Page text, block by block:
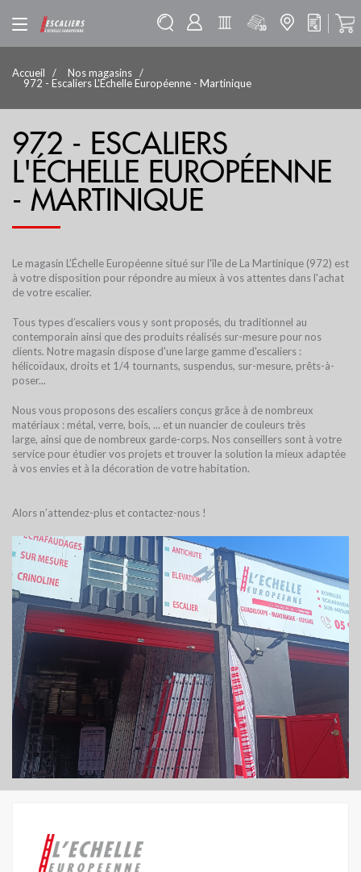
Accueil
Nos magasins
972 - Escaliers L'Échelle Européenne - Martinique
972 - ESCALIERS
L'ÉCHELLE EUROPÉENNE
- MARTINIQUE
Le magasin L’Échelle Européenne situé sur l'île de La Martinique (972) est
à votre disposition pour répondre au mieux à vos attentes dans l'achat
de votre escalier.
Tous types d’escaliersvous y sont proposés, du traditionnel au
contemporain ainsi que des produits réalisés sur-mesure pour nos
clients. Notre magasin dispose d'une large gamme d'escaliers :
hélicoïdaux, droits et 1/4 tournants, suspendus, sur-mesure, prêts-à-
poser...
Nous vous proposons des escaliers conçus grâce à de nombreux
matériaux : métal, verre, bois, ... et un nuancier de couleurs très
large, ainsi que de nombreux garde-corps. Nos conseillers sont à votre
service pour étudier vos projets et trouver la solution la mieux adaptée
à vos envies et à la décoration de votre habitation.
Alors n’attendez-plus et contactez-nous !